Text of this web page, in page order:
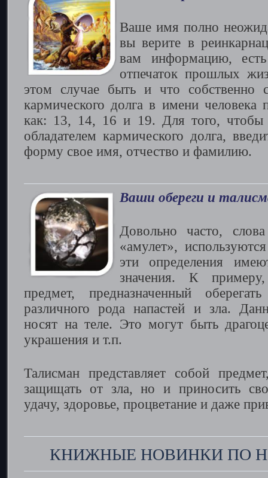
Ваше имя полно
вы верите в
вам информацию,
отпечаток прошлых
этом случае быть и что собственно
кармического долга в имени человека
как: 13, 14, 16 и 19. Для того, чтобы
обладателем кармического долга,
форму свое имя, отчество и фамилию.
Ваши обереги и
Довольно часто,
«амулет»,
эти определения
значения. К
предмет, предназначенный
различного рода напастей и зла.
носят на теле. Это могут быть
украшения и т.п.
Талисман представляет собой
защищать от зла, но и приносить
удачу, здоровье, процветание и даже
КНИЖНЫЕ НОВИНКИ ПО